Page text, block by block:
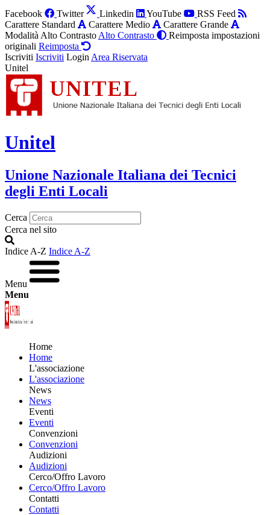
Facebook Twitter Linkedin YouTube
RSS Feed
Carattere Standard
Carattere Medio
Carattere Grande
Modalità Alto Contrasto Alto Contrasto
Reimposta impostazioni
originali Reimposta
Iscriviti Iscriviti Login Area Riservata
Unitel
Unitel
Unione Nazionale Italiana dei Tecnici
degli Enti Locali
Cerca
Cerca nel sito
Indice A-Z Indice A-Z
Menu
Menu
Home
Home
L'associazione
L'associazione
News
News
Eventi
Eventi
Convenzioni
Convenzioni
Audizioni
Audizioni
Cerco/Offro Lavoro
Cerco/Offro Lavoro
Contatti
Contatti